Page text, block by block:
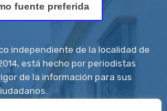
fuente preferida
independiente de la localidad de
está hecho por periodistas
de la información para sus